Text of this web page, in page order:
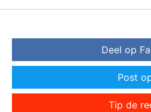
Deel op
Post
Tip de